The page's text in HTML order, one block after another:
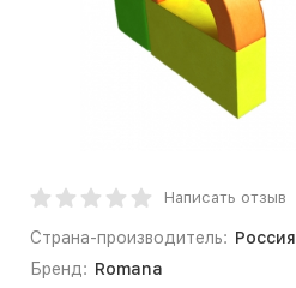
Написать отзыв
Страна-производитель: Россия
Бренд: Romana